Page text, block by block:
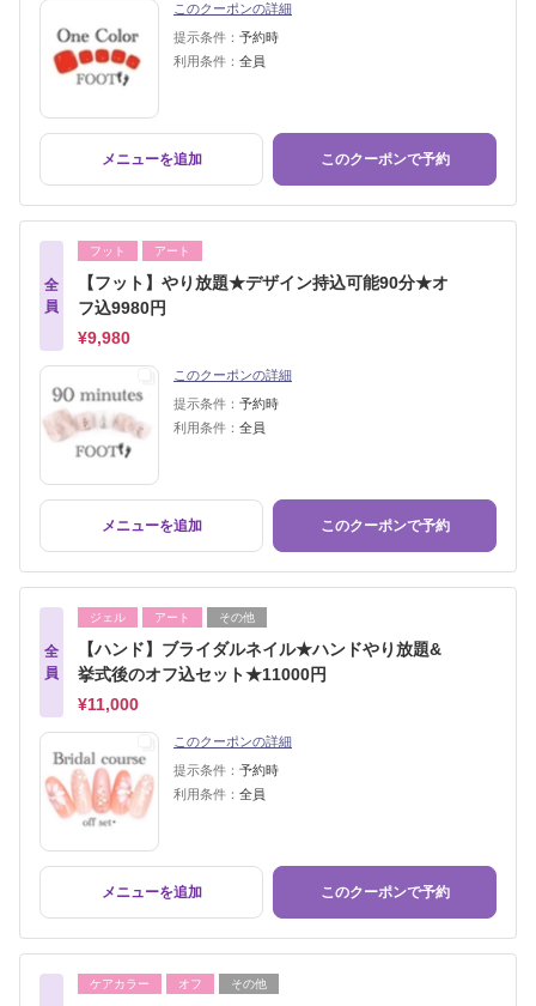
このクーポンの詳細
提示条件： 予約時
利用条件： 全員
メニューを追加 このクーポンで予約
全
員
フット アート
【フット】やり放題★デザイン持込可能90分★オ
フ込9980円
¥9,980
このクーポンの詳細
提示条件： 予約時
利用条件： 全員
メニューを追加 このクーポンで予約
全
員
ジェル アート その他
【ハンド】ブライダルネイル★ハンドやり放題&
挙式後のオフ込セット★11000円
¥11,000
このクーポンの詳細
提示条件： 予約時
利用条件： 全員
メニューを追加 このクーポンで予約
ケアカラー オフ その他